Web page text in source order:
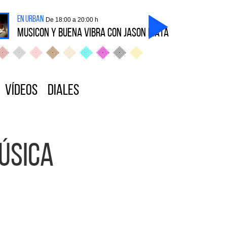
en Urban De 18:00 a 20:00 h
MUSICON Y BUENA VIBRA CON JASON MATA
Vídeos Diales